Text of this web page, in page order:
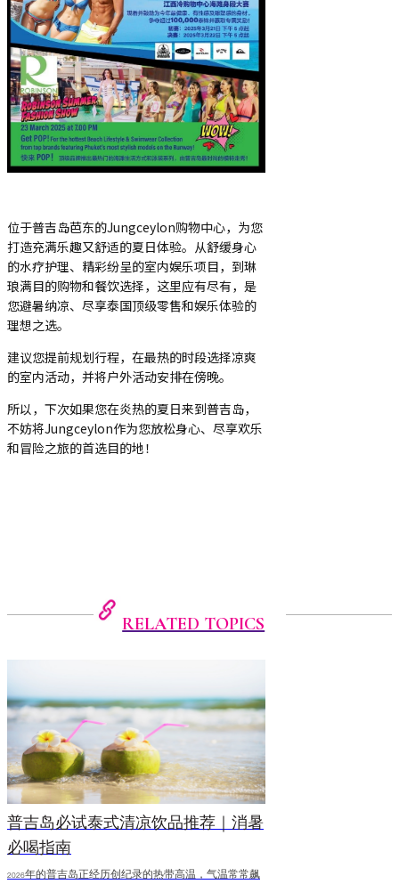
位于普吉岛芭东的Jungceylon购物中心，为您
打造充满乐趣又舒适的夏日体验。从舒缓身心
的水疗护理、精彩纷呈的室内娱乐项目，到琳
琅满目的购物和餐饮选择，这里应有尽有，是
您避暑纳凉、尽享泰国顶级零售和娱乐体验的
理想之选。
建议您提前规划行程，在最热的时段选择凉爽
的室内活动，并将户外活动安排在傍晚。
所以，下次如果您在炎热的夏日来到普吉岛，
不妨将Jungceylon作为您放松身心、尽享欢乐
和冒险之旅的首选目的地！
RELATED TOPICS
普吉岛必试泰式清凉饮品推荐｜消暑
必喝指南
2026年的普吉岛正经历创纪录的热带高温，气温常常飙